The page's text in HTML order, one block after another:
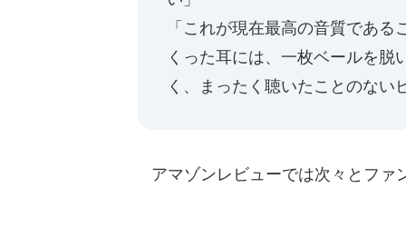
「これが現在最高の音質であ
くった耳には、一枚ベールを脱
く、まったく聴いたことのない
アマゾンレビューでは次々とファ